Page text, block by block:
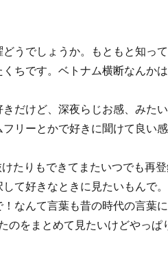
どうでしょうか。もともと知
ちです。ベトナム横断なんか
だけど、深夜らじお感、みたい
リーとかで好きに聞けて良い感
たりもできてまたいつでも再
て好きなときに見たいもんで
なんて言葉も昔の時代の言葉に
のをまとめて見たいけどやっぱ